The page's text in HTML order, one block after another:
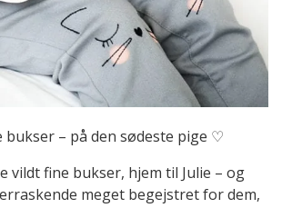
bukser – på den sødeste pige ♡
vildt fine bukser, hjem til Julie – og
meget begejstret for dem,